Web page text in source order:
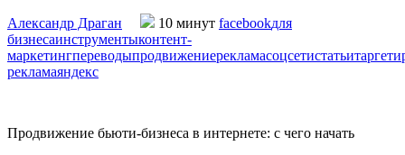
Александр Драган 10 минут facebookдля
бизнесаинструментыконтент-
маркетингпереводыпродвижениерекламасоцсетистатьи
рекламаяндекс
Продвижение бьюти-бизнеса в интернете: с чего начать